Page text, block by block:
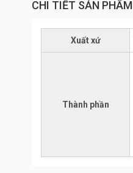
CHI TIẾT SẢN PHẨM
Xuất xứ
Thành phần